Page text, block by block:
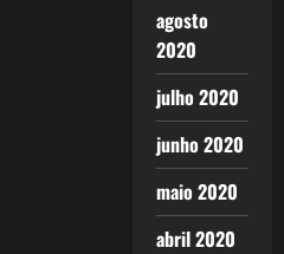
agosto
2020
julho 2020
junho 2020
maio 2020
abril 2020